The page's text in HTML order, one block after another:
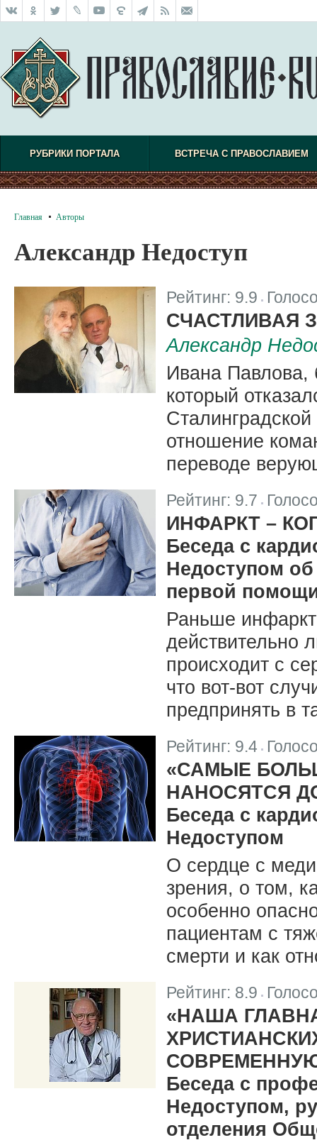
РУБРИКИ ПОРТАЛА ВСТРЕЧА С ПРАВОСЛАВИЕМ
Главная Авторы
Александр Недоступ
Рейтинг: 9.9
СЧАСТЛИВАЯ
Александр
Ивана Павлова,
который
отношение
переводе
Рейтинг: 9.7
ИНФАРКТ –
Беседа с
Недоступом об
первой
Раньше
действительно
происходит с
что вот-вот
предпринять в
Рейтинг: 9.4
«САМЫЕ
НАНОСЯТСЯ
Беседа с
Недоступом
О сердце с
зрения, о том,
особенно
пациентам с
смерти и как
Рейтинг: 8.9
«НАША
Беседа с
Недоступом,
отделения